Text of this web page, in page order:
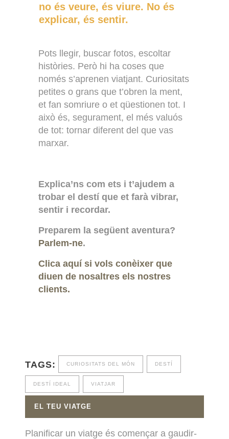
no és veure, és viure. No és
explicar, és sentir.
Pots llegir, buscar fotos, escoltar
històries. Però hi ha coses que
només s’aprenen viatjant. Curiositats
petites o grans que t’obren la ment,
et fan somriure o et qüestionen tot. I
això és, segurament, el més valuós
de tot: tornar diferent del que vas
marxar.
Explica’ns com ets i t’ajudem a
trobar el destí que et farà vibrar,
sentir i recordar.
Preparem la següent aventura?
Parlem-ne.
Clica aquí si vols conèixer que
diuen de nosaltres els nostres
clients.
TAGS: CURIOSITATS DEL MÓN DESTÍ
DESTÍ IDEAL VIATJAR
EL TEU VIATGE
Planificar un viatge és començar a gaudir-